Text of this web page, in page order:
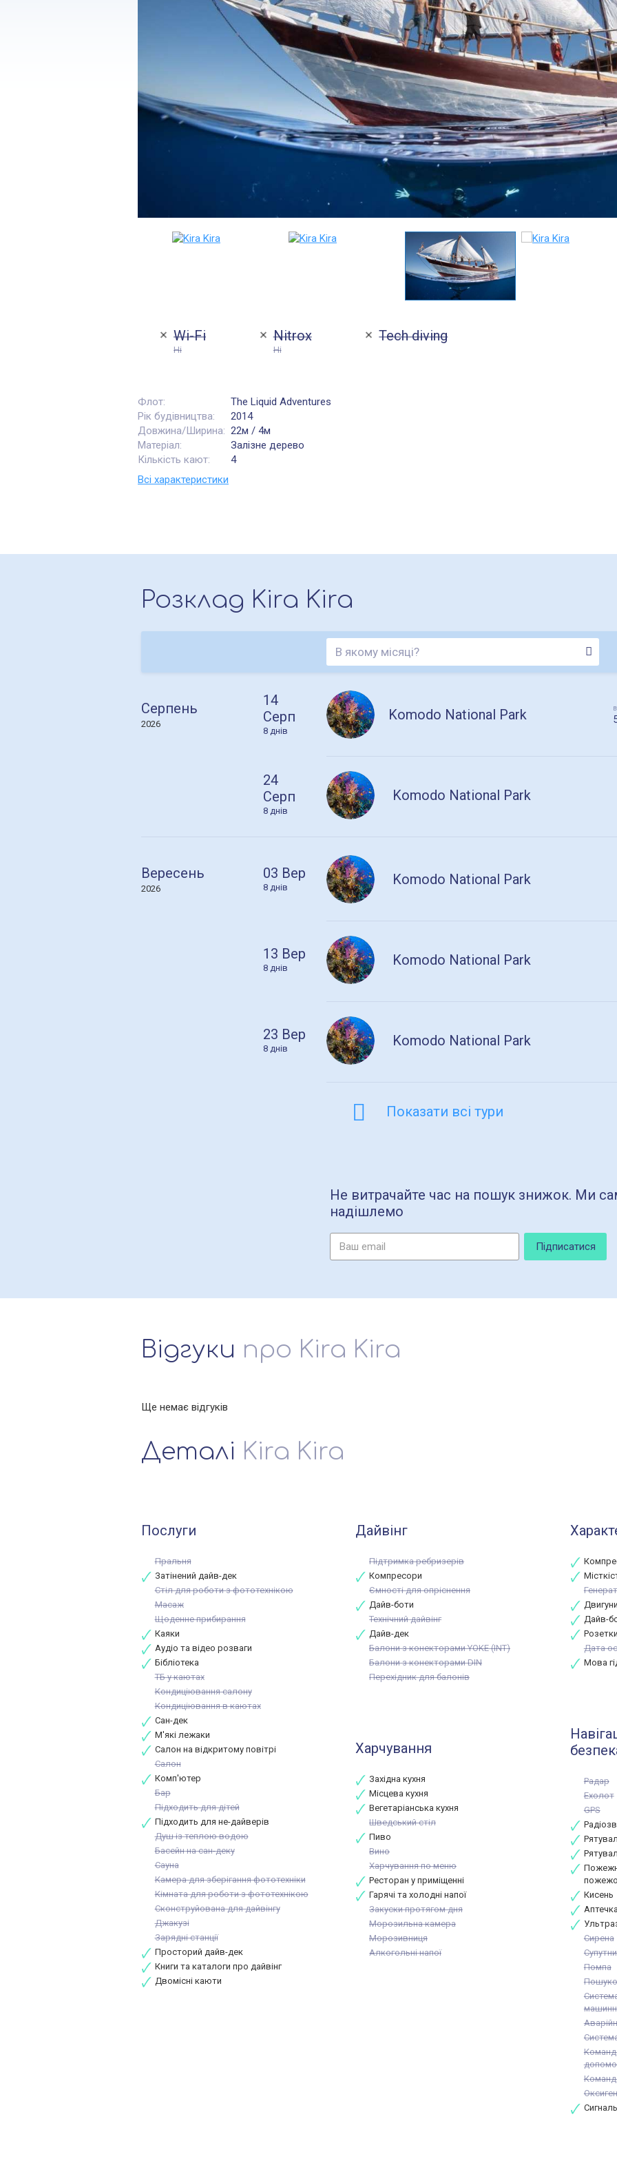
Wi-Fi
Ні
Nitrox
Ні
Tech diving
Флот:
The Liquid Adventures
Рік будівництва:
2014
Довжина/Ширина: 22м / 4м
Матеріал:
Залізне дерево
Кількість кают:
4
Всі характеристики
Розклад Kira Kira
Серпень
2026
14
Серп
8 днів
Komodo National Park
24
Серп
8 днів
Komodo National Park
Вересень
2026
03 Вер
8 днів Komodo National Park
13 Вер
8 днів Komodo National Park
23 Вер
8 днів Komodo National Park
Показати всі тури
Не витрачайте час на пошук знижок. Ми
надішлемо
Відгуки про Kira Kira
Ще немає відгуків
Деталі Kira Kira
Послуги
Пральня
Затінений дайв-дек
Стіл для роботи з фототехнікою
Масаж
Щоденне прибирання
Каяки
Аудіо та відео розваги
Бібліотека
ТБ у каютах
Кондиціювання салону
Кондиціювання в каютах
Сан-дек
М'які лежаки
Салон на відкритому повітрі
Салон
Комп'ютер
Бар
Підходить для дітей
Підходить для не-дайверів
Душ із теплою водою
Басейн на сан-деку
Сауна
Камера для зберігання фототехніки
Кімната для роботи з фототехнікою
Сконструйована для дайвінгу
Джакузі
Зарядні станції
Просторий дайв-дек
Книги та каталоги про дайвінг
Двомісні каюти
Дайвінг
Підтримка ребризерів
Компресори
Ємності для опріснення
Дайв-боти
Технічний дайвінг
Дайв-дек
Балони з конекторами YOKE (INT)
Балони з конекторами DIN
Перехідник для балонів
Харчування
Західна кухня
Місцева кухня
Вегетаріанська кухня
Шведський стіл
Пиво
Вино
Харчування по меню
Ресторан у приміщенні
Гарячі та холодні напої
Закуски протягом дня
Морозильна камера
Морозивниця
Алкогольні напої
Дайв-
Дата
Мова
Радар
Ехолот
GPS
Кисень
Сирена
Помпа